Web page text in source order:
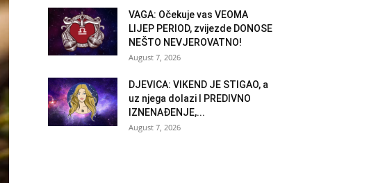
VAGA: Očekuje vas VEOMA
LIJEP PERIOD, zvijezde DONOSE
NEŠTO NEVJEROVATNO!
August 7, 2026
DJEVICA: VIKEND JE STIGAO, a
uz njega dolazi I PREDIVNO
IZNENAĐENJE,...
August 7, 2026